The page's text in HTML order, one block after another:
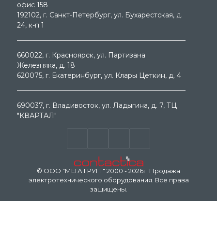
офис 158
192102, г. Санкт-Петербург, ул. Бухарестская, д.
24, к-п 1
660022, г. Красноярск, ул. Партизана
Железняка, д. 18
620075, г. Екатеринбург, ул. Клары Цеткин, д. 4
690037, г. Владивосток, ул. Ладыгина, д. 7, ТЦ
"КВАРТАЛ"
© ООО "МЕГА ГРУП " 2000 - 2026г. Продажа
электротехнического оборудования. Все права
защищены.